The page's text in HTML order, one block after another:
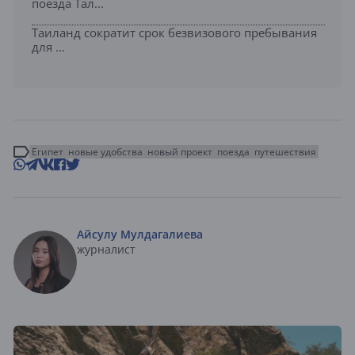
поезда Тал...
Таиланд сократит срок безвизового пребывания
для ...
Египет новые удобства новый проект поезда путешествия
Айсулу Мулдагалиева
журналист